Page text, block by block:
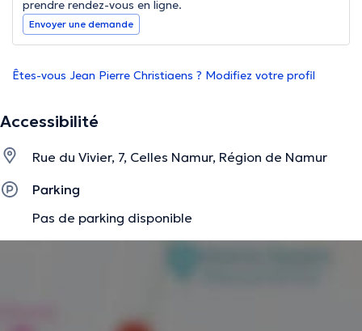
prendre rendez-vous en ligne.
Envoyer une demande
Êtes-vous Jean Pierre Christiaens ? Modifiez votre profil
Accessibilité
Rue du Vivier, 7, Celles Namur, Région de Namur
Parking
Pas de parking disponible